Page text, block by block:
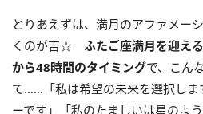
とりあえずは、満月のアファメー
くのが吉☆ ふたご座満月を迎える
から48時間のタイミングで、こん
て……「私は希望の未来を選択しま
ーです」「私のたましいは星のよ